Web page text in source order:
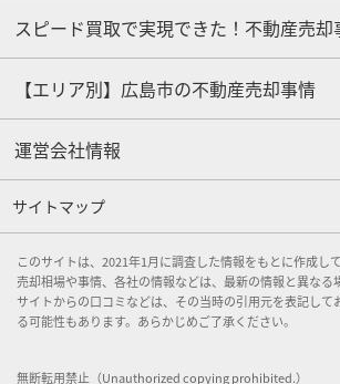
スピード買取で実現できた！不動産売
【エリア別】広島市の不動産売却事情
運営会社情報
サイトマップ
このサイトは、2021年1月に調査した情報をもとに作成して
売却相場や事情、各社の情報などは、最新の情報と異なる
サイトからの口コミなどは、その当時の引用元を表記して
る可能性もあります。あらかじめご了承ください。
無断転用禁止（Unauthorized copying prohibited.）